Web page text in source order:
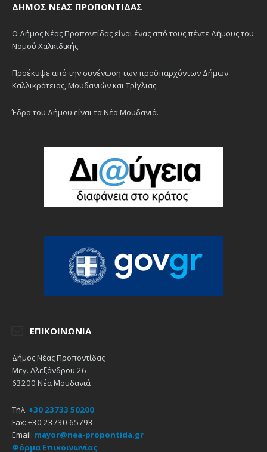
ΔΉΜΟΣ ΝΈΑΣ ΠΡΟΠΟΝΤΊΔΑΣ
Ο Δήμος Νέας Προποντίδας είναι ένας από τους πέντε Δήμους του
Νομού Χαλκιδικής.
Προέκυψε από την συνένωση των προϋπαρχόντων Δήμων
Καλλικράτειας, Μουδανιών και Τρίγλιας.
Έδρα του Δήμου είναι τα Νέα Μουδανιά.
ΕΠΙΚΟΙΝΩΝΊΑ
Δήμος Νέας Προποντίδας
Μεγ. Αλεξάνδρου 26
63200 Νέα Μουδανιά
Τηλ. +30 23733 50200
Fax: +30 23730 65793
Email: mayor@nea-propontida.gr
Φόρμα Επικοινωνίας